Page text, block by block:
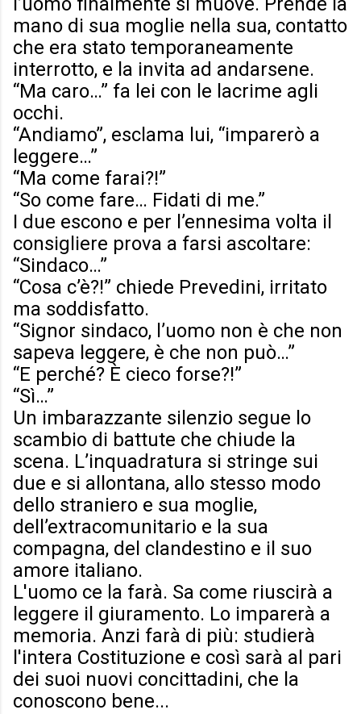
mano di sua moglie nella sua, contatto
che era stato temporaneamente
interrotto, e la invita ad andarsene.
“Ma caro…” fa lei con le lacrime agli
occhi.
“Andiamo”, esclama lui, “imparerò a
leggere…”
“Ma come farai?!”
“So come fare… Fidati di me.”
I due escono e per l’ennesima volta il
consigliere prova a farsi ascoltare:
“Sindaco…”
“Cosa c’è?!” chiede Prevedini, irritato
ma soddisfatto.
“Signor sindaco, l’uomo non è che non
sapeva leggere, è che non può…”
“E perché? È cieco forse?!”
“Sì…”
Un imbarazzante silenzio segue lo
scambio di battute che chiude la
scena. L’inquadratura si stringe sui
due e si allontana, allo stesso modo
dello straniero e sua moglie,
dell’extracomunitario e la sua
compagna, del clandestino e il suo
amore italiano.
L'uomo ce la farà. Sa come riuscirà a
leggere il giuramento. Lo imparerà a
memoria. Anzi farà di più: studierà
l'intera Costituzione e così sarà al pari
dei suoi nuovi concittadini, che la
conoscono bene...